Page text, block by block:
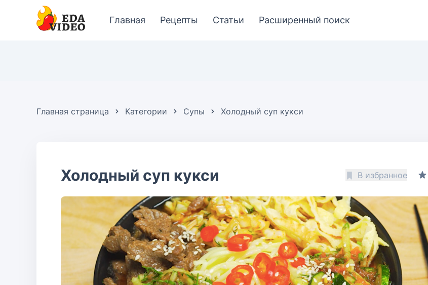
Главная Рецепты Статьи Расширенный поиск
Главная страница Категории Супы Холодный суп кукси
Холодный суп кукси В избранное